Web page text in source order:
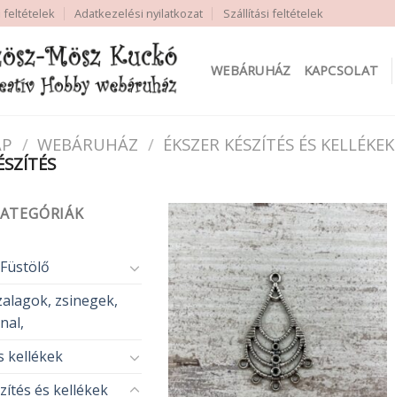
feltételek Adatkezelési nyilatkozat Szállítási feltételek
WEBÁRUHÁZ KAPCSOLAT
/ WEBÁRUHÁZ / ÉKSZER KÉSZÍTÉS ÉS KELLÉKEK
zsinegek,
kellékek
és kellékek